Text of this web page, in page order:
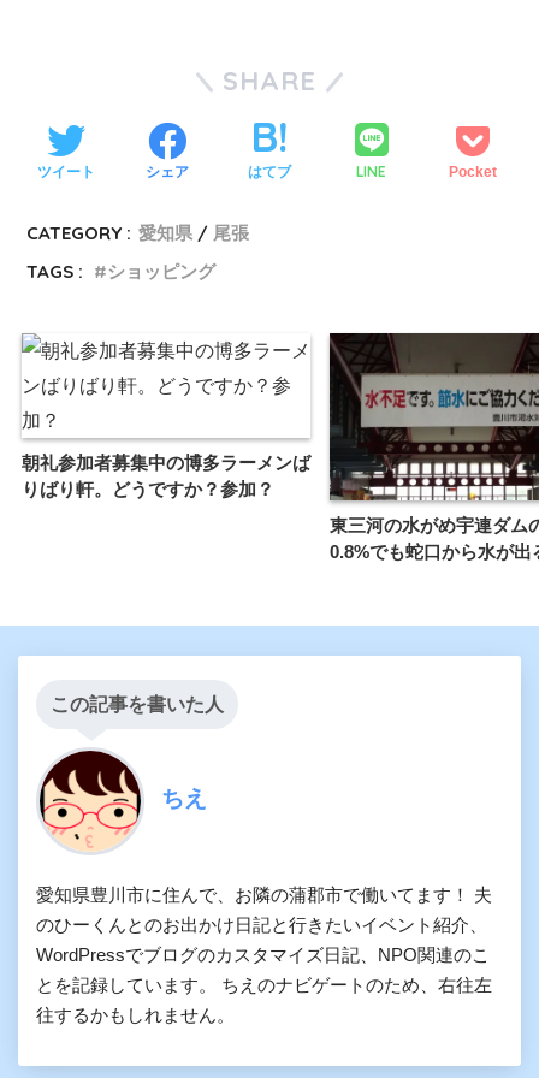
SHARE
ツイート シェア はてブ LINE Pocket
CATEGORY : 愛知県
尾張
TAGS :
ショッピング
朝礼参加者募集中の博多ラーメンば
りばり軒。どうですか？参加？
東三河の水がめ宇連ダム
0.8%でも蛇口から水が出
この記事を書いた人
ちえ
愛知県豊川市に住んで、お隣の蒲郡市で働いてます！ 夫
のひーくんとのお出かけ日記と行きたいイベント紹介、
WordPressでブログのカスタマイズ日記、NPO関連のこ
とを記録しています。 ちえのナビゲートのため、右往左
往するかもしれません。